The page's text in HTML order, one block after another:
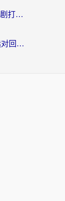
人在韩国，怎么用中国的加速器刷剧打游戏？这份真实体验指南给你答案
海外党必看：手机VPN下载+3步选对回国加速器，无缝刷国内资源不再愁